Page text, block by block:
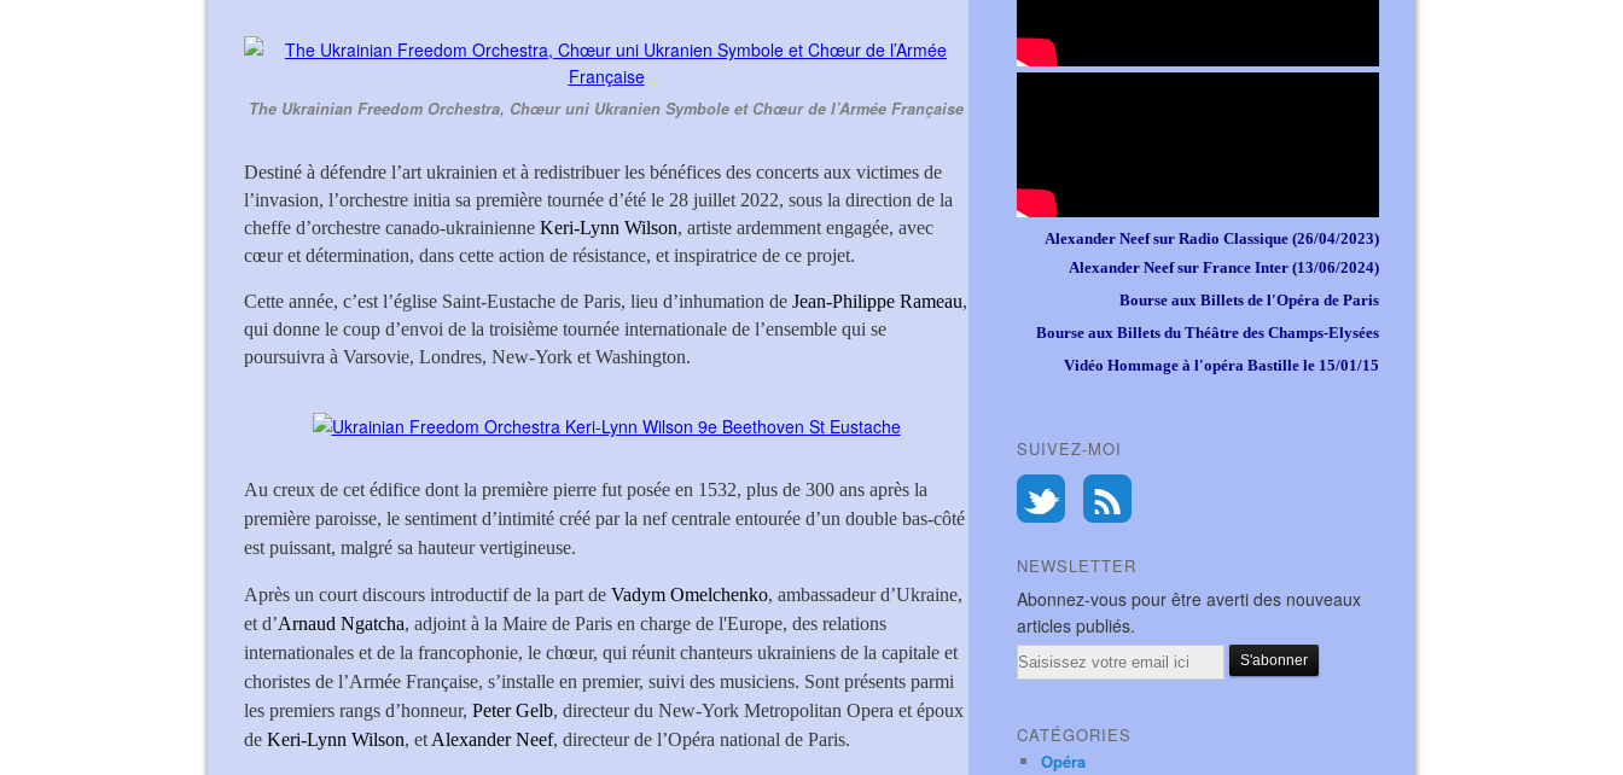
The Ukrainian Freedom Orchestra, Chœur uni Ukranien Symbole et Chœur de l’Armée Française
Destiné à défendre l’art ukrainien et à redistribuer les bénéfices des concerts aux victimes de
l’invasion, l’orchestre initia sa première tournée d’été le 28 juillet 2022, sous la direction de la
cheffe d’orchestre canado-ukrainienne Keri-Lynn Wilson, artiste ardemment engagée, avec
cœur et détermination, dans cette action de résistance, et inspiratrice de ce projet.
Cette année, c’est l’église Saint-Eustache de Paris, lieu d’inhumation de Jean-Philippe Rameau,
qui donne le coup d’envoi de la troisième tournée internationale de l’ensemble qui se
poursuivra à Varsovie, Londres, New-York et Washington.
Au creux de cet édifice dont la première pierre fut posée en 1532, plus de 300 ans après la
première paroisse, le sentiment d’intimité créé par la nef centrale entourée d’un double bas-côté
est puissant, malgré sa hauteur vertigineuse.
Après un court discours introductif de la part de Vadym Omelchenko, ambassadeur d’Ukraine,
et d’Arnaud Ngatcha, adjoint à la Maire de Paris en charge de l'Europe, des relations
internationales et de la francophonie, le chœur, qui réunit chanteurs ukrainiens de la capitale et
choristes de l’Armée Française, s’installe en premier, suivi des musiciens. Sont présents parmi
les premiers rangs d’honneur, Peter Gelb, directeur du New-York Metropolitan Opera et époux
de Keri-Lynn Wilson, et Alexander Neef, directeur de l’Opéra national de Paris.
Alexander Neef sur Radio Classique (26/04/2023)
Alexander Neef sur France Inter (13/06/2024)
Bourse aux Billets de l'Opéra de Paris
Bourse aux Billets du Théâtre des Champs-Elysées
Vidéo Hommage à l'opéra Bastille le 15/01/15
SUIVEZ-MOI
NEWSLETTER
Abonnez-vous pour être averti des nouveaux
articles publiés.
Email
CATÉGORIES
Opéra